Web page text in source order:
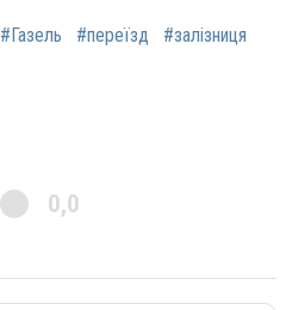
#Газель #переїзд
#залізниця
0,0